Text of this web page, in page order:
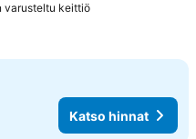
varusteltu keittiö
Katso hinnat